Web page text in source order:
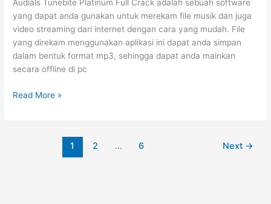
Audials Tunebite Platinum Full Crack adalah sebuah software
yang dapat anda gunakan untuk merekam file musik dan juga
video streaming dari internet dengan cara yang mudah. File
yang direkam menggunakan aplikasi ini dapat anda simpan
dalam bentuk format mp3, sehingga dapat anda mainkan
secara offline di pc
Audials
Read More »
1 2 … 6 Next →